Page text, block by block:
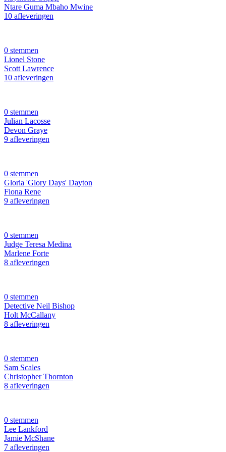
Ntare Guma Mbaho Mwine
10 afleveringen
0 stemmen
Lionel Stone
Scott Lawrence
10 afleveringen
0 stemmen
Julian Lacosse
Devon Graye
9 afleveringen
0 stemmen
Gloria 'Glory Days' Dayton
Fiona Rene
9 afleveringen
0 stemmen
Judge Teresa Medina
Marlene Forte
8 afleveringen
0 stemmen
Detective Neil Bishop
Holt McCallany
8 afleveringen
0 stemmen
Sam Scales
Christopher Thornton
8 afleveringen
0 stemmen
Lee Lankford
Jamie McShane
7 afleveringen